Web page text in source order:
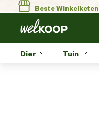
Beste Winkelketen
Dier Tuin